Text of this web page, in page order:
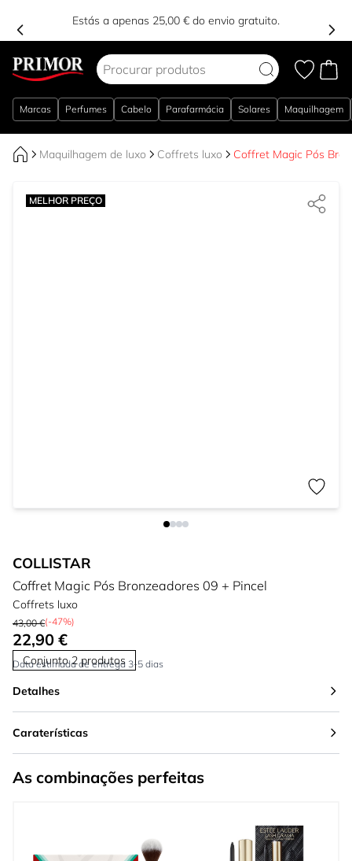
Estás a apenas 25,00 € do envio gratuito.
Marcas Perfumes Cabelo Parafarmácia Solares Maquilhagem
Maquilhagem de luxo Coffrets luxo Coffret Magic Pós
MELHOR PREÇO
COLLISTAR
Coffret Magic Pós Bronzeadores 09 + Pincel
Coffrets luxo
43,00 €(-47%)
22,90 €
Conjunto 2 produtos
Data estimada de entrega 3-5 dias
Detalhes
Caraterísticas
As combinações perfeitas